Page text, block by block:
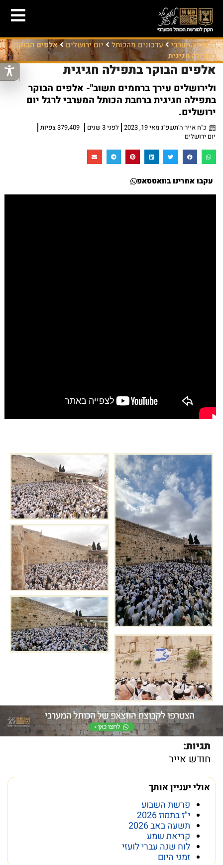
הכותל המערבי עדכונים מהכותל יום ירושלים
אלפים הבוקר
בתפילה חגיגית
אלפים הבוקר בתפילה חגיגית
ולירושלים עירך ברחמים תשוב"- אלפים הבוקר
בתפילה חגיגית ברחבת הכותל המערבי לרגל יום
ירושלים.
כ"ח אייר ה'תשפ"ג מאי 19, 2023 לפני 3 שנים
379,409 צפיות
יום ירושלים
עקבו אחרינו בוואטסאפ
תגיות:
חודש אייר
אולי יעניין אותך
פרשת השבוע
י"ז בתמוז 2026
תשעה באב 2026
קריאת שמע
לוח שנה עברי לועזי
זמני היום